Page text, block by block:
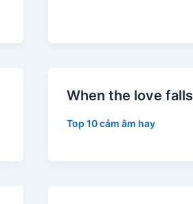
When the love falls
Top 10 cảm âm hay